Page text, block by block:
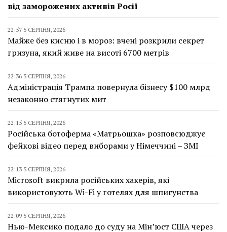
від заморожених активів Росії
22:57 5 СЕРПНЯ, 2026
Майже без кисню і в мороз: вчені розкрили секрет
гризуна, який живе на висоті 6700 метрів
22:36 5 СЕРПНЯ, 2026
Адміністрація Трампа повернула бізнесу $100 млрд
незаконно стягнутих мит
22:15 5 СЕРПНЯ, 2026
Російська ботоферма «Матрьошка» розповсюджує
фейкові відео перед виборами у Німеччині – ЗМІ
22:13 5 СЕРПНЯ, 2026
Microsoft викрила російських хакерів, які
використовують Wi-Fi у готелях для шпигунства
22:09 5 СЕРПНЯ, 2026
Нью-Мексико подало до суду на Мін’юст США через